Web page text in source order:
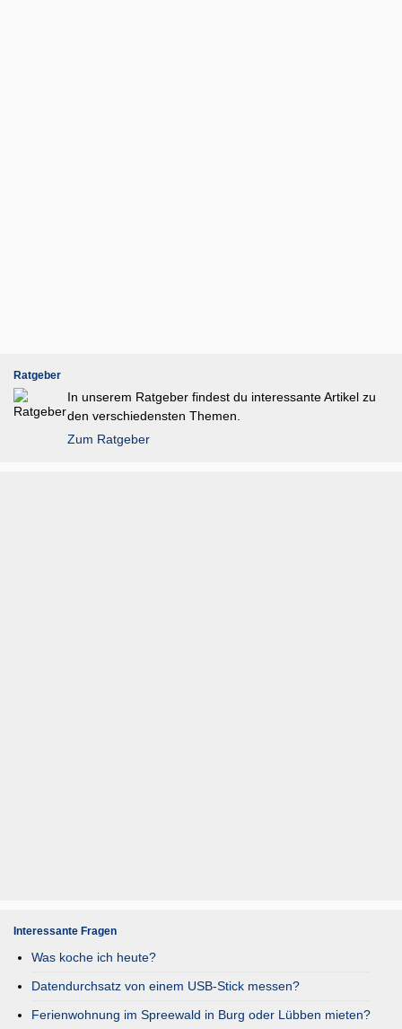
Ratgeber
In unserem Ratgeber findest du interessante Artikel zu
den verschiedensten Themen.
Zum Ratgeber
Interessante Fragen
Was koche ich heute?
Datendurchsatz von einem USB-Stick messen?
Ferienwohnung im Spreewald in Burg oder Lübben mieten?